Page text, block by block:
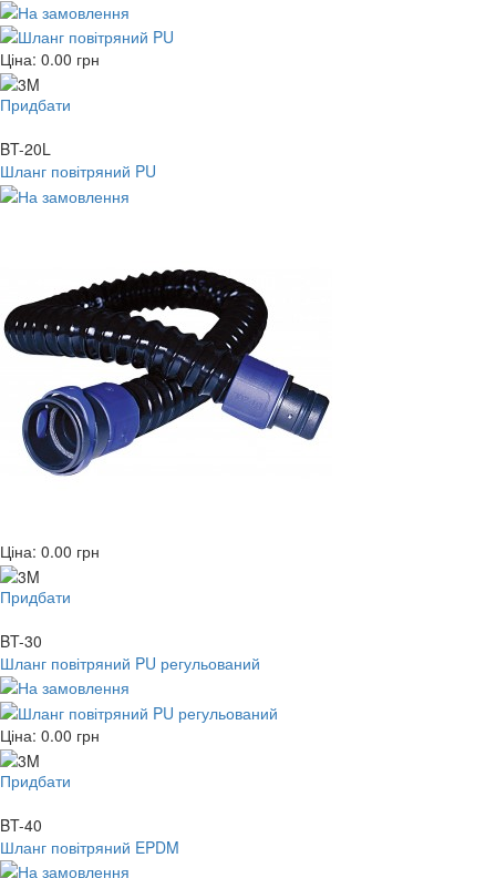
Ціна: 0.00 грн
Придбати
BT-20L
Шланг повітряний PU
Ціна: 0.00 грн
Придбати
BT-30
Шланг повітряний PU регульований
Ціна: 0.00 грн
Придбати
BT-40
Шланг повітряний EPDM